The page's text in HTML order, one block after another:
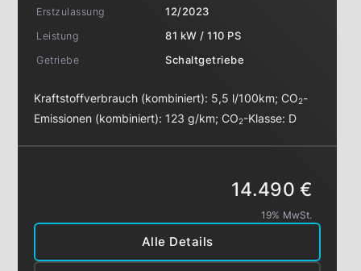
Erstzulassung
12/2023
Leistung
81 kW / 110 PS
Getriebe
Schaltgetriebe
Kraftstoffverbrauch (kombiniert): 5,5 l/100km;CO2-
Emissionen (kombiniert): 123 g/km;CO2-Klasse: D
Alle Details
14.490 €
19% MwSt.